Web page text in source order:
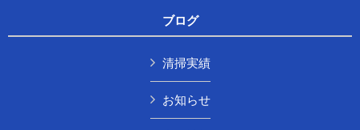
ブログ
清掃実績
お知らせ